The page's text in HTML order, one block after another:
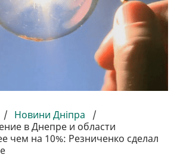
/ Новини Дніпра
/
в Днепре и области
чем на 10%: Резниченко сделал